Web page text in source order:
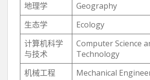
地理学
Geography
生态学
Ecology
计算机科学
与技术
Computer Science
Technology
机械工程
Mechanical